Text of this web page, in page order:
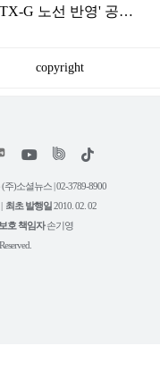
G 노선 반영' 공식
copyright
위
트
리
유
튜
틱
)소셜뉴스 | 02-3789-8900
최초 발행일2010. 02. 02
호 책임자손기영